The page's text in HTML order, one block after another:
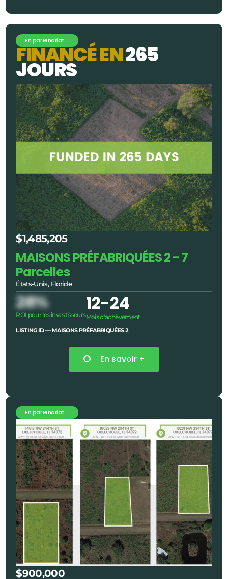
En partenariat
FINANCÉEN265
JOURS
$1,485,205
MAISONS PRÉFABRIQUÉES 2 - 7
Parcelles
États-Unis, Floride
28%
ROI pour les investisseurs
12-24
Mois d'achèvement
LISTING ID — MAISONS PRÉFABRIQUÉES 2
En savoir +
En partenariat
$900,000